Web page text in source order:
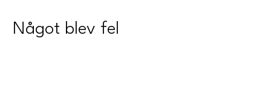
Något blev fel